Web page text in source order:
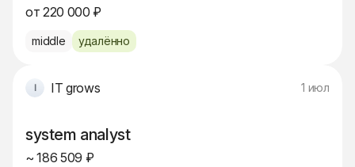
от 220 000 ₽
middle удалённо
IT grows 1 июл
system analyst
~ 186 509 ₽